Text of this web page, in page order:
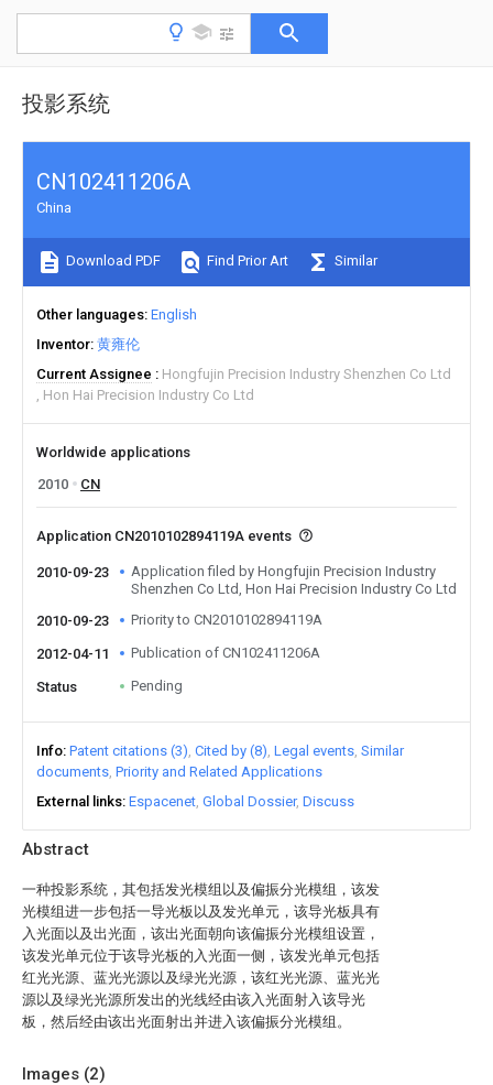
投影系统
Abstract
一种投影系统，其包括发光模组以及偏振分光模组，该发
光模组进一步包括一导光板以及发光单元，该导光板具有
入光面以及出光面，该出光面朝向该偏振分光模组设置，
该发光单元位于该导光板的入光面一侧，该发光单元包括
红光光源、蓝光光源以及绿光光源，该红光光源、蓝光光
源以及绿光光源所发出的光线经由该入光面射入该导光
板，然后经由该出光面射出并进入该偏振分光模组。
Images (2)
CN102411206A
China
Download PDF Find Prior Art Similar
Other languages English
Inventor 黄雍伦
Current Assignee
Hongfujin Precision Industry Shenzhen Co Ltd
Hon Hai Precision Industry Co Ltd
Worldwide applications
2010
CN
Application CN2010102894119A events
2010-09-23
Application filed by Hongfujin Precision Industry
Shenzhen Co Ltd, Hon Hai Precision Industry Co Ltd
2010-09-23
Priority to CN2010102894119A
2012-04-11 Publication of CN102411206A
Status Pending
Info Patent citations (3) Cited by (8) Legal events Similar
documents Priority and Related Applications
External links Espacenet Global Dossier Discuss